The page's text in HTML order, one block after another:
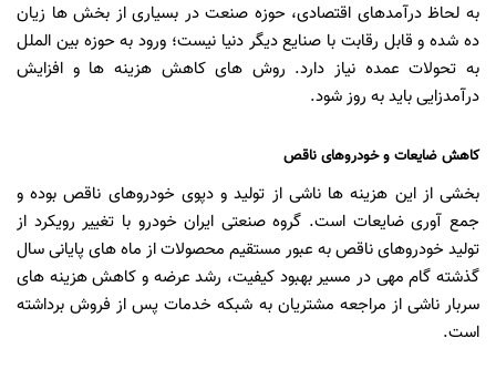
به لحاظ درآمدهای اقتصادی، حوزه صنعت در بسیاری از بخش ها زیان
ده شده و قابل رقابت با صنایع دیگر دنیا نیست؛ ورود به حوزه بین الملل
به تحولات عمده نیاز دارد. روش های کاهش هزینه ها و افزایش
درآمدزایی باید به روز شود.
کاهش ضایعات و خودروهای ناقص
بخشی از این هزینه ها ناشی از تولید و دپوی خودروهای ناقص بوده و
جمع آوری ضایعات است. گروه صنعتی ایران خودرو با تغییر رویکرد از
تولید خودروهای ناقص به عبور مستقیم محصولات از ماه های پایانی سال
گذشته گام مهی در مسیر بهبود کیفیت، رشد عرضه و کاهش هزینه های
سربار ناشی از مراجعه مشتریان به شبکه خدمات پس از فروش برداشته
است.